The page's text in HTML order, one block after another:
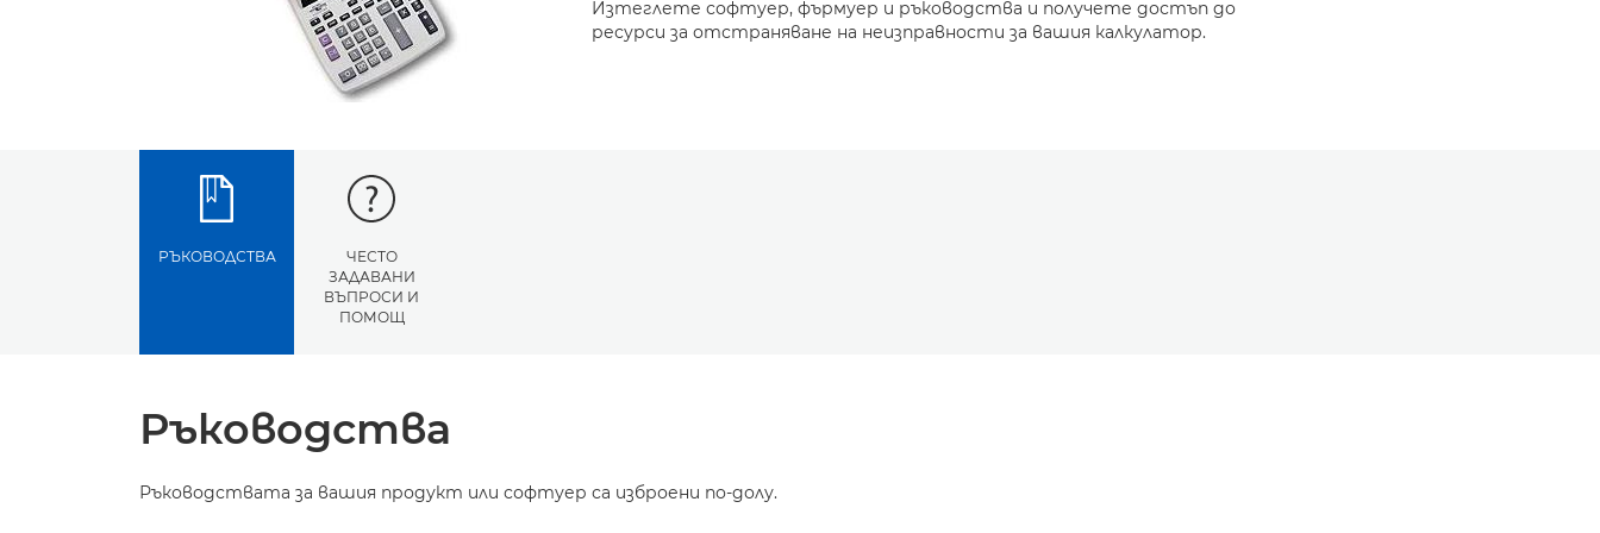
Изтеглете софтуер, фърмуер и ръководства и получете достъп до
ресурси за отстраняване на неизправности за вашия калкулатор.
РЪКОВОДСТВА
ЧЕСТО
ЗАДАВАНИ
ВЪПРОСИ И
ПОМОЩ
Ръководства
Ръководствата за вашия продукт или софтуер са изброени по-долу.